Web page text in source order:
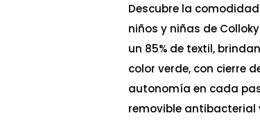
Descubre la
niños y niñas de
un 85% de textil,
color verde, con cierre
autonomía en cada
removible antibacterial